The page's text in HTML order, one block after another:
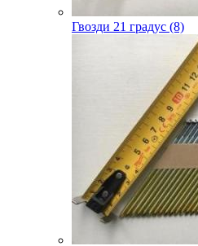
Гвозди 21 градус (8)